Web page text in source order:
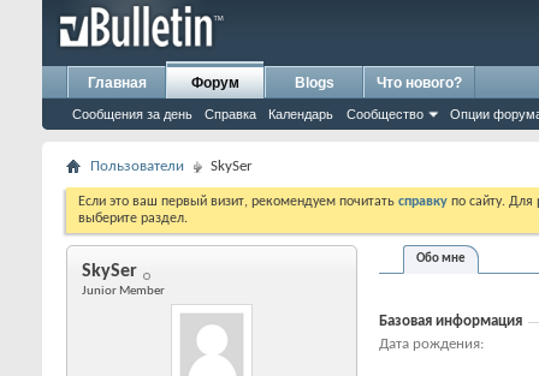
Главная Форум
Сообщения за день Справка Календарь Сообщество Опции
Blogs Что нового?
Пользователи SkySer
Если это ваш первый визит, рекомендуем почитать справку по сайту.
выберите раздел.
SkySer
Junior Member
Обо мне
Базовая информация
Дата рождения